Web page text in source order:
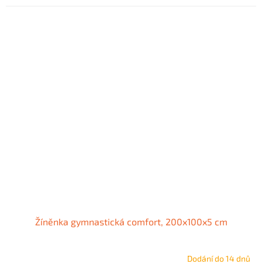
Žíněnka gymnastická comfort, 200x100x5 cm
Dodání do 14 dnů